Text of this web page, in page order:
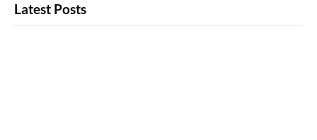
Latest Posts